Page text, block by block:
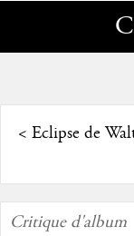
< Eclipse de
Critique d'album